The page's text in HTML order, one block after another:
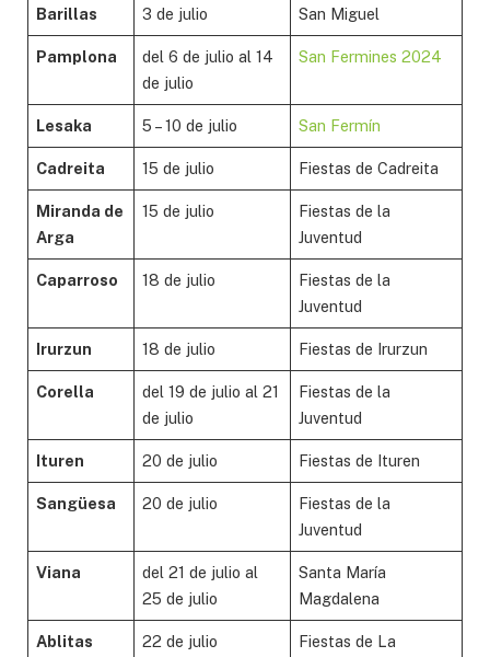
Barillas 3 de julio San Miguel
Pamplona
del 6 de julio al 14
de julio
San Fermines 2024
Lesaka 5 – 10 de julio San Fermín
Cadreita 15 de julio Fiestas de Cadreita
Miranda de
Arga
15 de julio
Fiestas de la
Juventud
Caparroso 18 de julio
Fiestas de la
Juventud
Irurzun 18 de julio Fiestas de Irurzun
Corella
del 19 de julio al 21
de julio
Fiestas de la
Juventud
Ituren 20 de julio Fiestas de Ituren
Sangüesa 20 de julio
Fiestas de la
Juventud
Viana
del 21 de julio al
25 de julio
Santa María
Magdalena
Ablitas 22 de julio
Fiestas de La